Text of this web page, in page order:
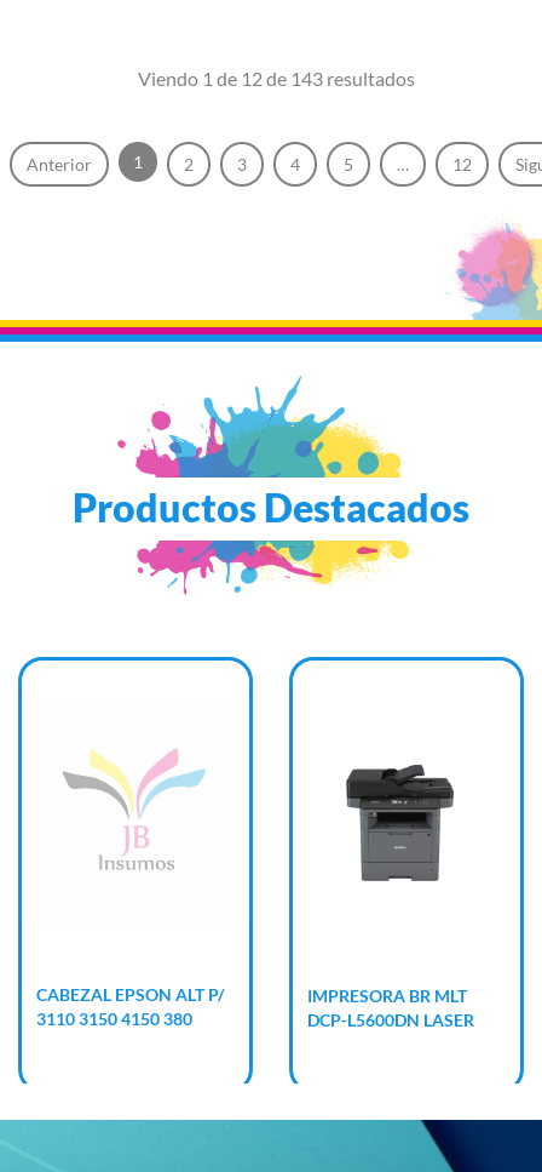
Viendo 1 de 12 de 143 resultados
Anterior 1 2 3 4 5 … 12
Productos Destacados
CABEZAL EPSON ALT P/
3110 3150 4150 380
IMPRESORA BR MLT
DCP-L5600DN LASER